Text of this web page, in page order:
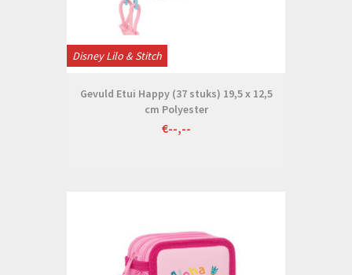
Disney Lilo & Stitch
Gevuld Etui Happy (37 stuks) 19,5 x 12,5
cm Polyester
€--,--